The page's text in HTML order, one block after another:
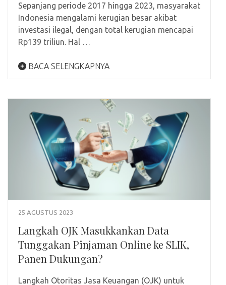
Sepanjang periode 2017 hingga 2023, masyarakat
Indonesia mengalami kerugian besar akibat
investasi ilegal, dengan total kerugian mencapai
Rp139 triliun. Hal …
BACA SELENGKAPNYA
25 AGUSTUS 2023
Langkah OJK Masukkankan Data
Tunggakan Pinjaman Online ke SLIK,
Panen Dukungan?
Langkah Otoritas Jasa Keuangan (OJK) untuk